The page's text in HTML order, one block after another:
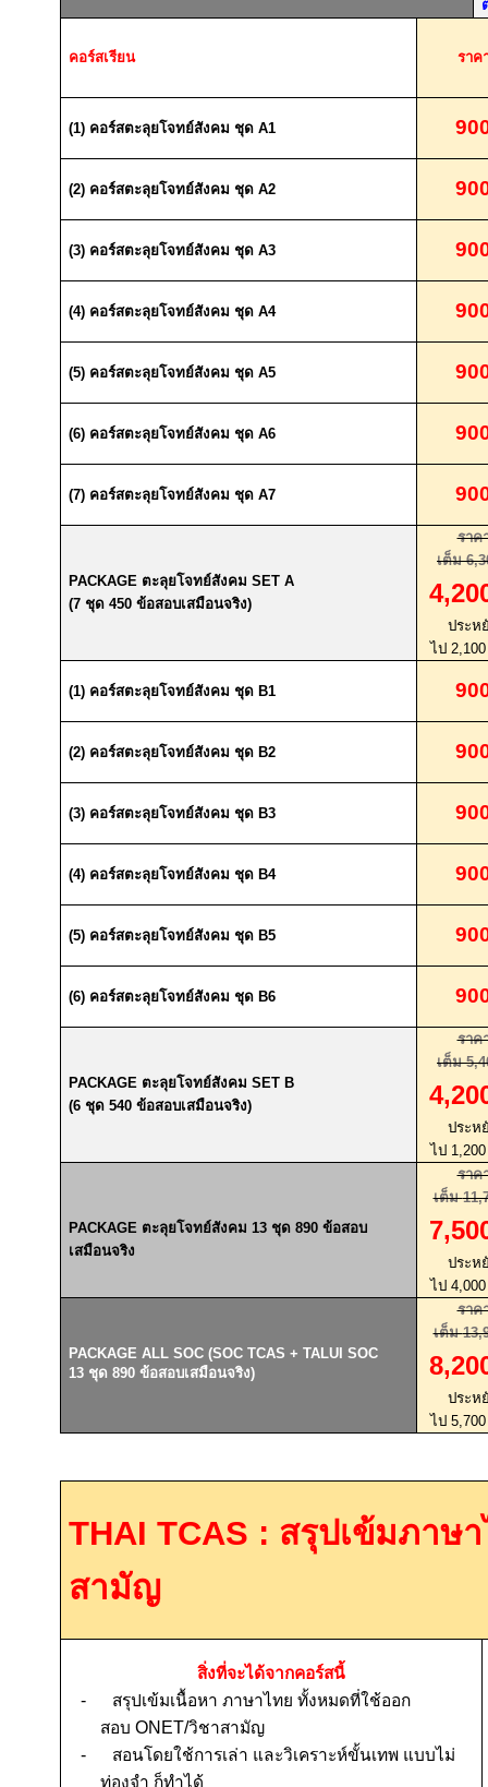
คอร์สเรียน ราค
(1) คอร์สตะลุยโจทย์สังคม ชุด A1
(2) คอร์สตะลุยโจทย์สังคม ชุด A2
(3) คอร์สตะลุยโจทย์สังคม ชุด A3
(4) คอร์สตะลุยโจทย์สังคม ชุด A4
(5) คอร์สตะลุยโจทย์สังคม ชุด A5
(6) คอร์สตะลุยโจทย์สังคม ชุด A6
(7) คอร์สตะลุยโจทย์สังคม ชุด A7
PACKAGE ตะลุยโจทย์สังคมSET A
(7 ชุด450ข้อสอบเสมือนจริง)
ราค
เต็ม
ประห
ไป
(1) คอร์สตะลุยโจทย์สังคม ชุด B1
(2) คอร์สตะลุยโจทย์สังคม ชุด B2
(3) คอร์สตะลุยโจทย์สังคม ชุด B3
(4) คอร์สตะลุยโจทย์สังคม ชุด B4
(5) คอร์สตะลุยโจทย์สังคม ชุด B5
(6) คอร์สตะลุยโจทย์สังคม ชุด B6
PACKAGE ตะลุยโจทย์สังคมSET B
(6 ชุด 540ข้อสอบเสมือนจริง)
ราค
เต็ม
ประห
ไป
PACKAGE ตะลุยโจทย์สังคม13 ชุด890ข้อสอบ
เสมือนจริง
ราค
เต็ม
ประห
ไป
PACKAGE ALL SOC (SOC TCAS + TALUI SOC
13 ชุด890ข้อสอบเสมือนจริง)
ราค
เต็ม
ประห
ไป
THAI TCAS : สรุปเข้มภาษ
สามัญ
สิ่งที่จะได้จากคอร์สนี้
-
สรุปเข้มเนื้อหา ภาษาไทย ทั้งหมดที่ใช้ออก
สอบ ONET/วิชาสามัญ
-
สอนโดยใช้การเล่า และวิเคราะห์ขั้นเทพ แบบไม่
ท่องจำ ก็ทำได้